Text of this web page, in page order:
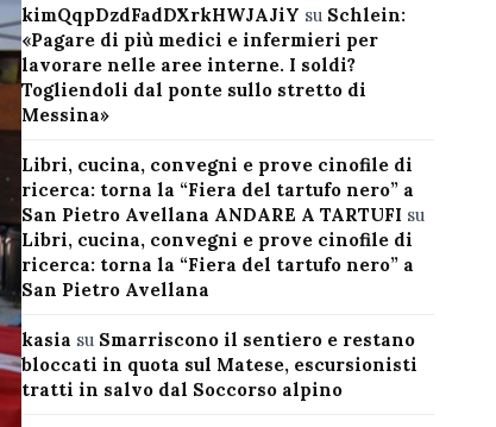
kimQqpDzdFadDXrkHWJAJiY su Schlein:
«Pagare di più medici e infermieri per
lavorare nelle aree interne. I soldi?
Togliendoli dal ponte sullo stretto di
Messina»
Libri, cucina, convegni e prove cinofile di
ricerca: torna la “Fiera del tartufo nero” a
San Pietro Avellana ANDARE A TARTUFI su
Libri, cucina, convegni e prove cinofile di
ricerca: torna la “Fiera del tartufo nero” a
San Pietro Avellana
kasia su Smarriscono il sentiero e restano
bloccati in quota sul Matese, escursionisti
tratti in salvo dal Soccorso alpino